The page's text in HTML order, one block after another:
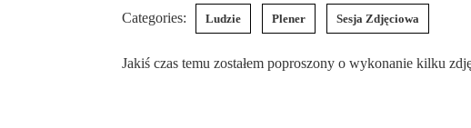
Categories: Ludzie Plener Sesja Zdjęciowa
Jakiś czas temu zostałem poproszony o wykonanie kilku